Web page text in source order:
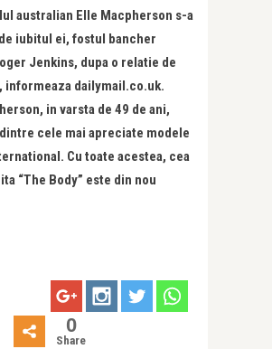
australian Elle Macpherson s-a
iubitul ei, fostul bancher
Jenkins, dupa o relatie de
informeaza dailymail.co.uk.
in varsta de 49 de ani,
cele mai apreciate modele
Cu toate acestea, cea
“The Body” este din nou
0
Share